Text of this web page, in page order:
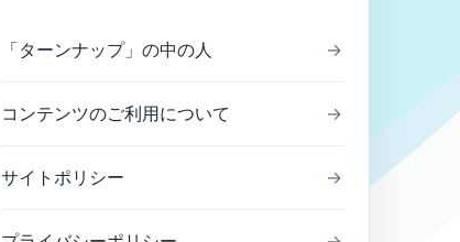
「ターンナップ」の中の人 →
コンテンツのご利用について →
サイトポリシー →